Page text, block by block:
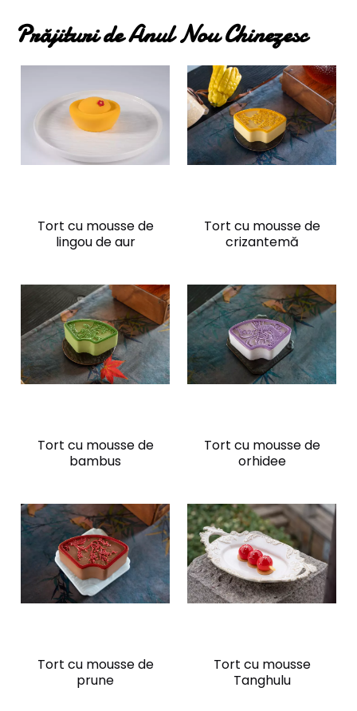
Prăjituri de Anul Nou Chinezesc
Tort cu mousse de
lingou de aur
Tort cu mousse de
crizantemă
Tort cu mousse de
bambus
Tort cu mousse de
orhidee
Tort cu mousse de
prune
Tort cu mousse
Tanghulu